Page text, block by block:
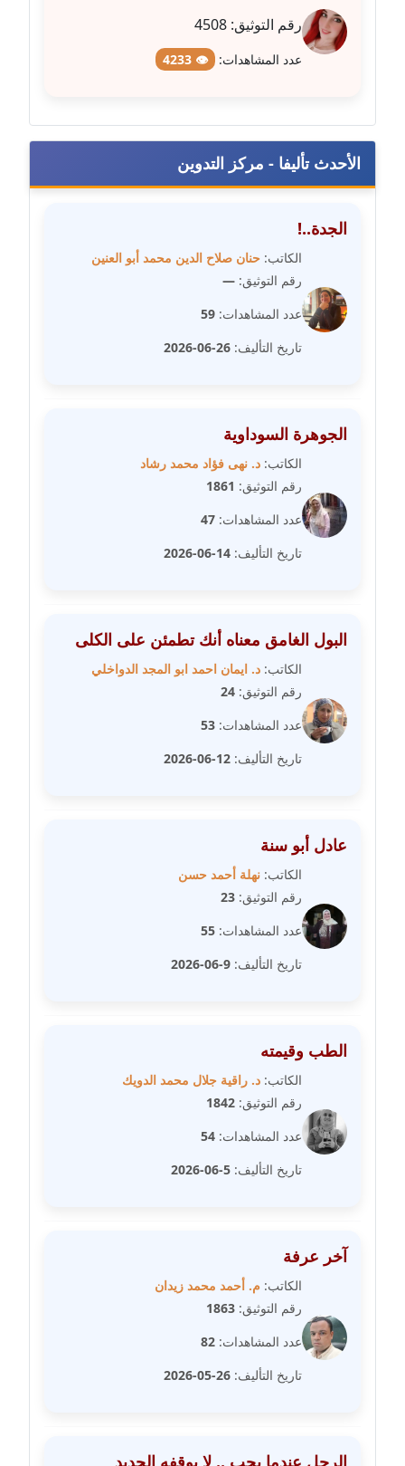
مدونة علي الصادق
مدونة عماد مصباح
عاملة
مدونة عمرو عاطف
مدونة غادة زهران
عاملة
مدونة غادة سيد
مدونة غازي جابر
عاملة
مدونة فاطمة البسريني
مدونة فاطمة الزهراء بناني
عاملة
مدونة فيرا زولوتاريفا
مدونة فيروز القطلبي
عاملة
مدونة كنوز صلاح
موقوف
مدونة كيندا فائز
عاملة
عاملة
مدونة مارية محمد
عاملة
مدونة مبارك عابد
عاملة
مدونة محمد ابو النور
عاملة
عاملة
رقم التوثيق: 4508
عدد المشاهدات: 👁 4233
الأحدث تأليفا - مركز التدوين
الجدة..!
الكاتب: حنان صلاح الدين محمد أبو العنين
رقم التوثيق: —
عدد المشاهدات: 59
تاريخ التأليف: 26-06-2026
الجوهرة السوداوية
الكاتب: د. نهى فؤاد محمد رشاد
رقم التوثيق: 1861
عدد المشاهدات: 47
تاريخ التأليف: 14-06-2026
البول الغامق معناه أنك تطمئن على الكلى
الكاتب: د. ايمان احمد ابو المجد الدواخلي
رقم التوثيق: 24
عدد المشاهدات: 53
تاريخ التأليف: 12-06-2026
عادل أبو سنة
الكاتب: نهلة أحمد حسن
رقم التوثيق: 23
عدد المشاهدات: 55
تاريخ التأليف: 9-06-2026
الطب وقيمته
الكاتب: د. راقية جلال محمد الدويك
رقم التوثيق: 1842
عدد المشاهدات: 54
تاريخ التأليف: 5-06-2026
آخر عرفة
الكاتب: م. أحمد محمد زيدان
رقم التوثيق: 1863
عدد المشاهدات: 82
تاريخ التأليف: 26-05-2026